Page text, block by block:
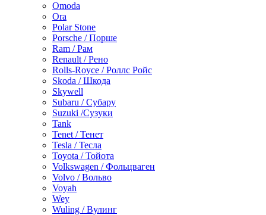
Omoda
Ora
Polar Stone
Porsche / Порше
Ram / Рам
Renault / Рено
Rolls-Royce / Роллс Ройс
Skoda / Шкода
Skywell
Subaru / Субару
Suzuki /Сузуки
Tank
Tenet / Тенет
Tesla / Тесла
Toyota / Тойота
Volkswagen / Фольцваген
Volvo / Вольво
Voyah
Wey
Wuling / Вулинг